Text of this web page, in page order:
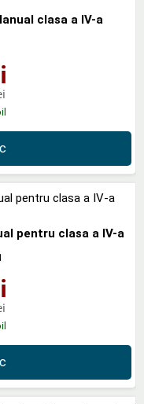
clasa a IV-a
pentru clasa a IV-a